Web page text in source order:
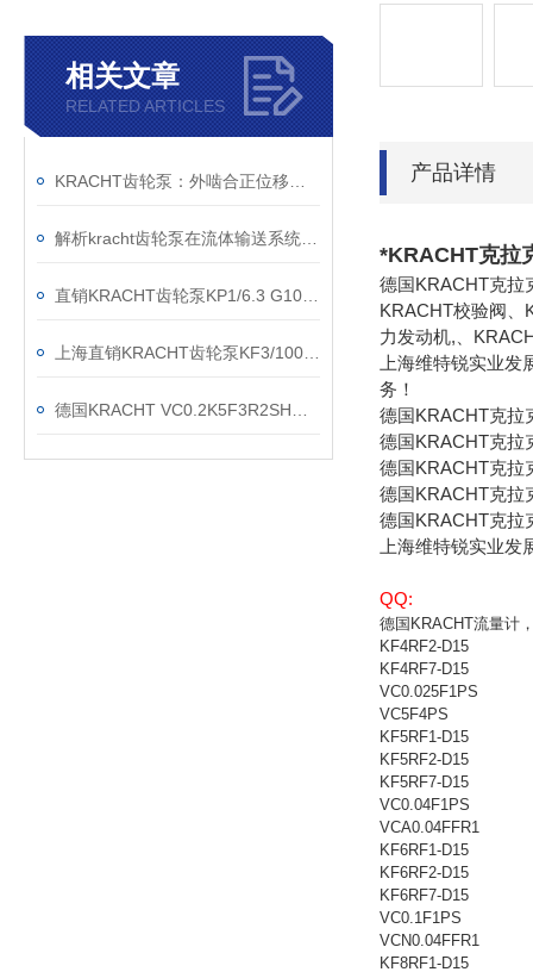
相关文章
RELATED ARTICLES
产品详情
*KRACHT克拉
德国KRACHT克拉
KRACHT校验阀、
力发动机,、
上海维特锐实业
务！
德国KRACHT克拉
德国KRACHT克拉
德国KRACHT克
德国KRACHT克拉
德国KRACHT克拉
上海维特锐实业发
QQ:
德国KRACHT流量计
KF4RF2-D15
KF4RF7-D15
VC0.025F1PS
VC5F4PS
KF5RF1-D15
KF5RF2-D15
KF5RF7-D15
VC0.04F1PS
VCA0.04FFR1
KF6RF1-D15
KF6RF2-D15
KF6RF7-D15
VC0.1F1PS
VCN0.04FFR1
KF8RF1-D15